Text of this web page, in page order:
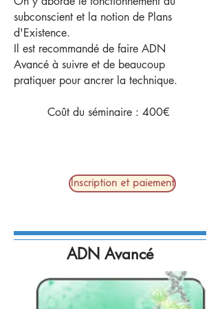
subconscient et la notion de Plans
d'Existence. ​
Il est recommandé de faire ADN
Avancé à suivre et de beaucoup
pratiquer pour ancrer la technique.
Coût du séminaire : 400€​​​
Inscription et paiement
ADN Avancé